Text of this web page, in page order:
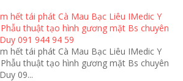
hết tái phát Cà Mau Bạc Liêu IMedic Y
thuật tạo hình gương mặt Bs chuyên
091 944 94 59
hết tái phát Cà Mau Bạc Liêu IMedic Y
thuật tạo hình gương mặt Bs chuyên
09...